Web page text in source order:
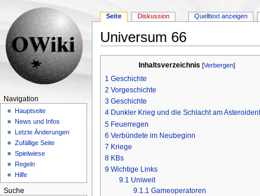
Universum 66
Inhaltsverzeichnis [Verbergen]
1 Geschichte
2 Vorgeschichte
3 Geschichte
4 Dunkler Krieg und die Schlacht am
5 Feuerregen
6 Verbündete im Neubeginn
7 Kriege
8 KBs
9 Wichtige Links
9.1 Uniweit
9.1.1 Gameoperatoren
Seite Diskussion Quelltext anzeigen
Navigation
Hauptseite
News und Infos
Letzte Änderungen
Zufällige Seite
Spielwiese
Regeln
Hilfe
Suche